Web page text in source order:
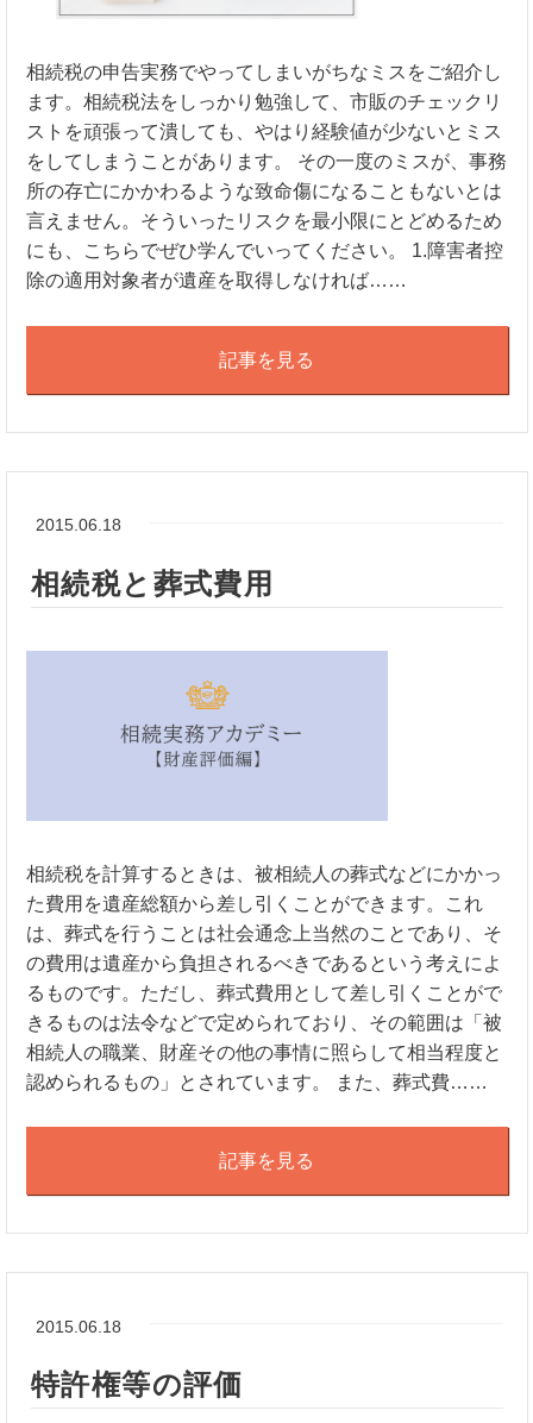
相続税の申告実務でやってしまいがちなミスをご紹介し
ます。相続税法をしっかり勉強して、市販のチェックリ
ストを頑張って潰しても、やはり経験値が少ないとミス
をしてしまうことがあります。 その一度のミスが、事務
所の存亡にかかわるような致命傷になることもないとは
言えません。そういったリスクを最小限にとどめるため
にも、こちらでぜひ学んでいってください。 1.障害者控
除の適用対象者が遺産を取得しなければ……
記事を見る
2015.06.18
相続税と葬式費用
相続税を計算するときは、被相続人の葬式などにかかっ
た費用を遺産総額から差し引くことができます。これ
は、葬式を行うことは社会通念上当然のことであり、そ
の費用は遺産から負担されるべきであるという考えによ
るものです。ただし、葬式費用として差し引くことがで
きるものは法令などで定められており、その範囲は「被
相続人の職業、財産その他の事情に照らして相当程度と
認められるもの」とされています。 また、葬式費……
記事を見る
2015.06.18
特許権等の評価